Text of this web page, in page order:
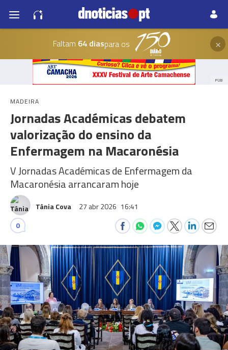
Faltam 64 diaspara os ×
PUB
MADEIRA
Jornadas Académicas debatem
valorização do ensino da
Enfermagem na Macaronésia
V Jornadas Académicas de Enfermagem da
Macaronésia arrancaram hoje
Tânia Cova 27 abr 2026 16:41
0